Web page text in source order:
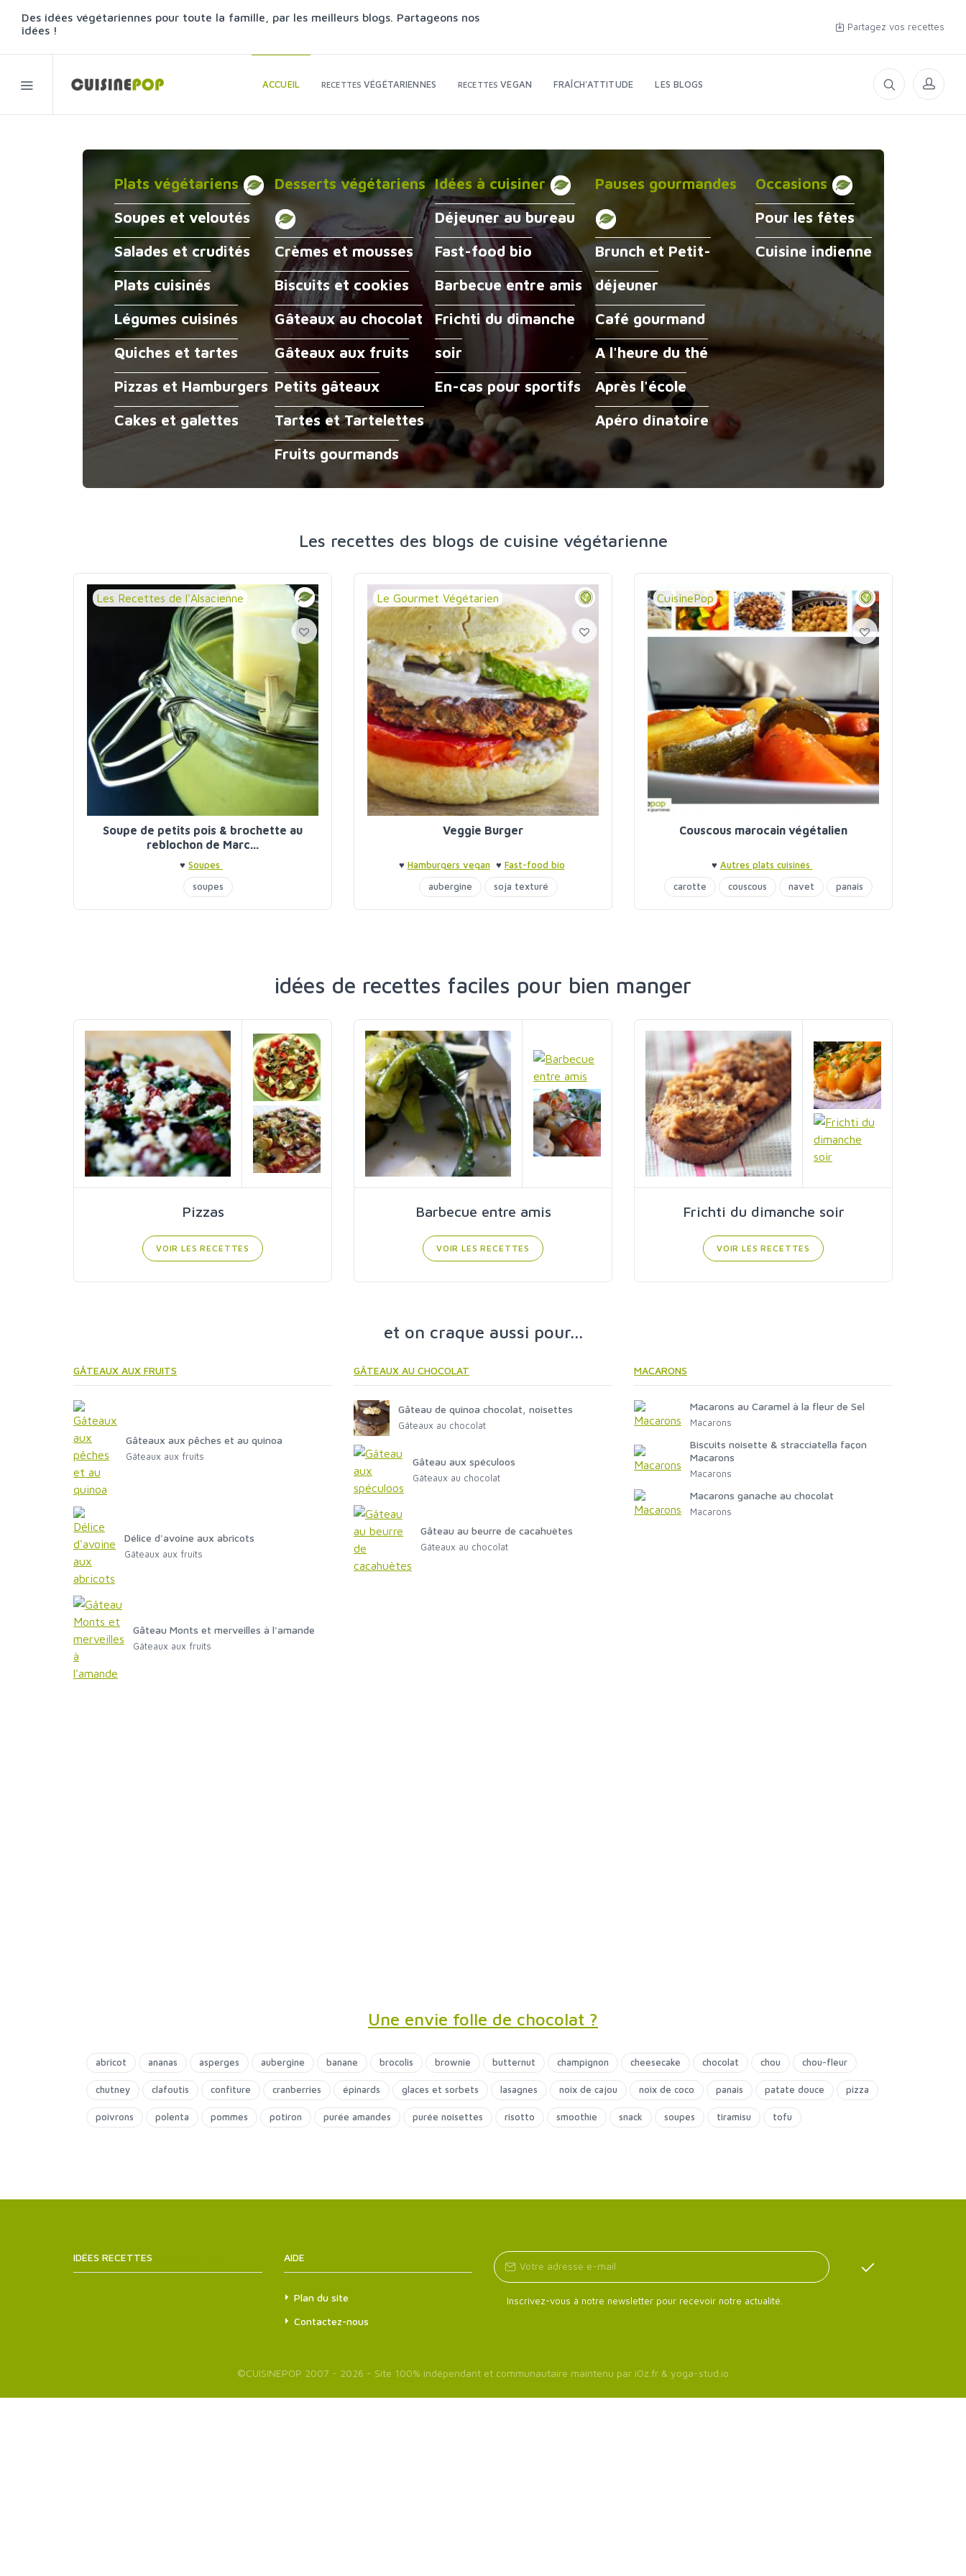
Des idées végétariennes pour toute la famille, par les meilleurs blogs. Partageons nos
idées !
Partagez vos recettes
ACCUEIL RECETTESVÉGÉTARIENNES RECETTESVEGAN FRAÎCH'ATTITUDE LES BLOGS
Plats végétariens
Soupes et veloutés
Salades et crudités
Plats cuisinés
Légumes cuisinés
Quiches et tartes
Pizzas et Hamburgers
Cakes et galettes
Desserts végétariens
Crèmes et mousses
Biscuits et cookies
Gâteaux au chocolat
Gâteaux aux fruits
Petits gâteaux
Tartes et Tartelettes
Fruits gourmands
Idées à cuisiner
Déjeuner au bureau
Fast-food bio
Barbecue entre amis
Frichti du dimanche
soir
En-cas pour sportifs
Pauses gourmandes
Brunch et Petit-
déjeuner
Café gourmand
A l'heure du thé
Après l'école
Apéro dînatoire
Occasions
Pour les fêtes
Cuisine indienne
Les recettes des blogs de cuisine végétarienne
Les Recettes de l'Alsacienne
Soupe de petits pois & brochette au
reblochon de Marc...
♥ Soupes
soupes
Le Gourmet Végétarien
Veggie Burger
♥ Hamburgers vegan ♥ Fast-food bio
aubergine
soja texturé
CuisinePop
Couscous marocain végétalien
♥ Autres plats cuisinés
carotte
couscous navet panais
idées de recettes faciles pour bien manger
Pizzas
VOIR LES RECETTES
Barbecue entre amis
VOIR LES RECETTES
Frichti du dimanche soir
VOIR LES RECETTES
et on craque aussi pour...
GÂTEAUX AUX FRUITS
Gâteaux aux pêches et au quinoa
Gâteaux aux fruits
Délice d'avoine aux abricots
Gâteaux aux fruits
Gâteau Monts et merveilles à l'amande
Gâteaux aux fruits
GÂTEAUX AU CHOCOLAT
Gâteau de quinoa chocolat, noisettes
Gâteaux au chocolat
Gâteau aux spéculoos
Gâteaux au chocolat
Gâteau au beurre de cacahuètes
Gâteaux au chocolat
MACARONS
Macarons au Caramel à la fleur de Sel
Macarons
Biscuits noisette & stracciatella façon
Macarons
Macarons
Macarons ganache au chocolat
Macarons
Une envie folle de chocolat ?
abricot ananas asperges aubergine banane brocolis brownie butternut champignon cheesecake chocolat chou chou-fleur
chutney clafoutis confiture cranberries épinards glaces et sorbets lasagnes noix de cajou noix de coco panais patate douce pizza
poivrons polenta pommes potiron purée amandes purée noisettes risotto smoothie snack soupes tiramisu tofu
IDÉES RECETTES AIDE
Plan du site
Contactez-nous
Inscrivez-vous à notre newsletter pour recevoir notre actualité.
©CUISINEPOP 2007 - 2026 - Site 100% indépendant et communautaire maintenu par iOz.fr & yoga-stud.io